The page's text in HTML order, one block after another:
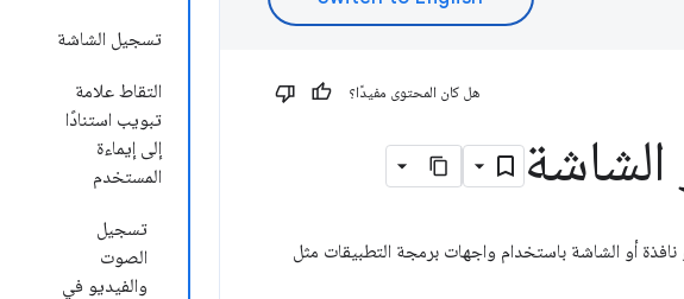
تسجيل الشاشة
التقاط علامة
تبويب استنادًا
إلى إيماءة
المستخدم
تسجيل
الصوت
والفيديو في
هل كان المحتوى مفيدًا؟
أو الشاشة باستخدام واجهات برمجة التطبيقات مثل